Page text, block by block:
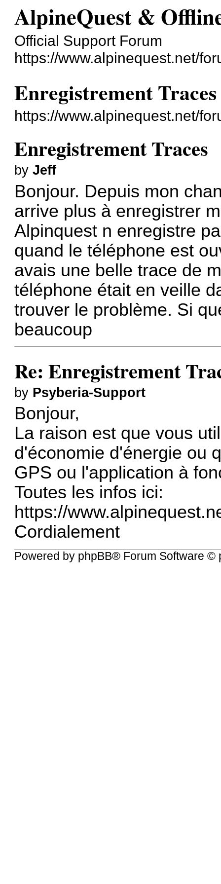
AlpineQuest &
Official Support Forum
https://www.alpinequest.net/
Enregistrement Traces
https://www.alpinequest.net/
Enregistrement Traces
byJeff
Bonjour. Depuis mon
arrive plus à enregistrer
Alpinquest n enregistre
quand le téléphone est
avais une belle trace de
téléphone était en veille
trouver le problème. Si
beaucoup
Re: Enregistrement
by Psyberia-Support
Bonjour,
La raison est que vous
d'économie d'énergie ou
GPS ou l'application à
Toutes les infos ici:
https://
Cordialement
Powered by phpBB® Forum Software ©